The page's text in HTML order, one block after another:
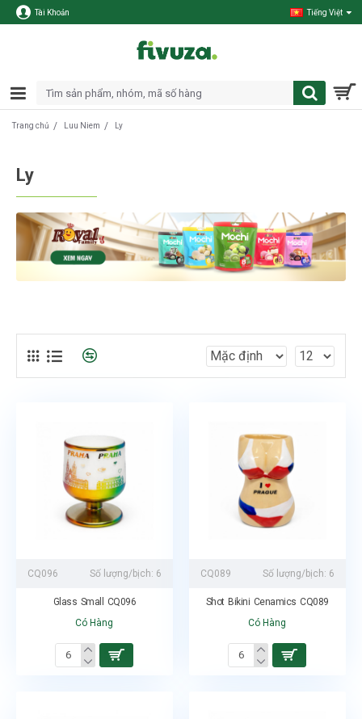
Tài Khoản Tiếng Việt
Trang chủ Luu Niem Ly
Ly
CQ096 Số lượng/bịch: 6
Glass Small CQ096
Có Hàng
CQ089 Số lượng/bịch: 6
Shot Bikini Cenamics CQ089
Có Hàng